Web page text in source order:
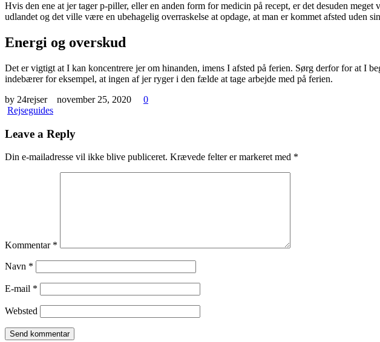
Hvis den ene at jer tager p-piller, eller en anden form for medicin på recept, er det desuden
udlandet og det ville være en ubehagelig overraskelse at opdage, at man er kommet afsted uden
Energi og overskud
Det er vigtigt at I kan koncentrere jer om hinanden, imens I afsted på ferien. Sørg derfor for at I
indebærer for eksempel, at ingen af jer ryger i den fælde at tage arbejde med på ferien.
by 24rejser
november 25, 2020
0
Rejseguides
Leave a Reply
Din e-mailadresse vil ikke blive publiceret. Krævede felter er markeret med *
Kommentar *
Navn *
E-mail *
Websted